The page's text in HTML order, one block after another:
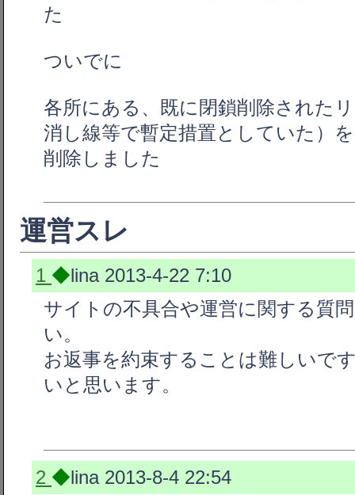
た
ついでに
各所にある、既に閉鎖削除された
消し線等で暫定措置としていた）を
削除しました
運営スレ
1 ◆lina 2013-4-22 7:10
サイトの不具合や運営に関する質
い。
お返事を約束することは難しいで
いと思います。
2 ◆lina 2013-8-4 22:54